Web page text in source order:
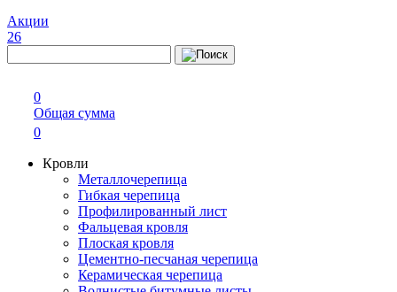
Акции
26
0
Общая сумма
0
Кровли
Металлочерепица
Гибкая черепица
Профилированный лист
Фальцевая кровля
Плоская кровля
Цементно-песчаная черепица
Керамическая черепица